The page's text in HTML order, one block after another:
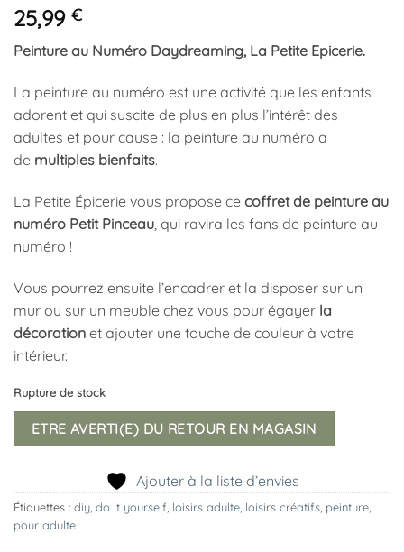
25,99 €
Peinture au Numéro Daydreaming, La Petite Epicerie.
La peinture au numéro est une activité que les enfants
adorent et qui suscite de plus en plus l’intérêt des
adultes et pour cause : la peinture au numéro a
de multiples bienfaits.
La Petite Épicerie vous propose ce coffret de peinture au
numéro Petit Pinceau , qui ravira les fans de peinture au
numéro !
Vous pourrez ensuite l’encadrer et la disposer sur un
mur ou sur un meuble chez vous pour égayer la
décoration et ajouter une touche de couleur à votre
intérieur.
Rupture de stock
ETRE AVERTI(E) DU RETOUR EN MAGASIN
Ajouter à la liste d’envies
Étiquettes : diy do it yourself loisirs adulte loisirs créatifs peinture
pour adulte